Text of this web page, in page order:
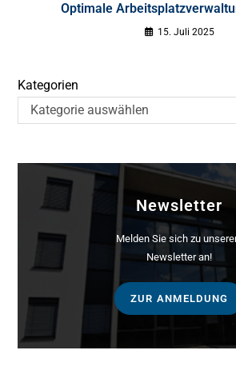
Optimale
15. Juli 2025
Kategorien
Kategorie auswählen
Newsletter
Melden Sie sich zu
Newsletter an!
ZUR ANMELDUNG